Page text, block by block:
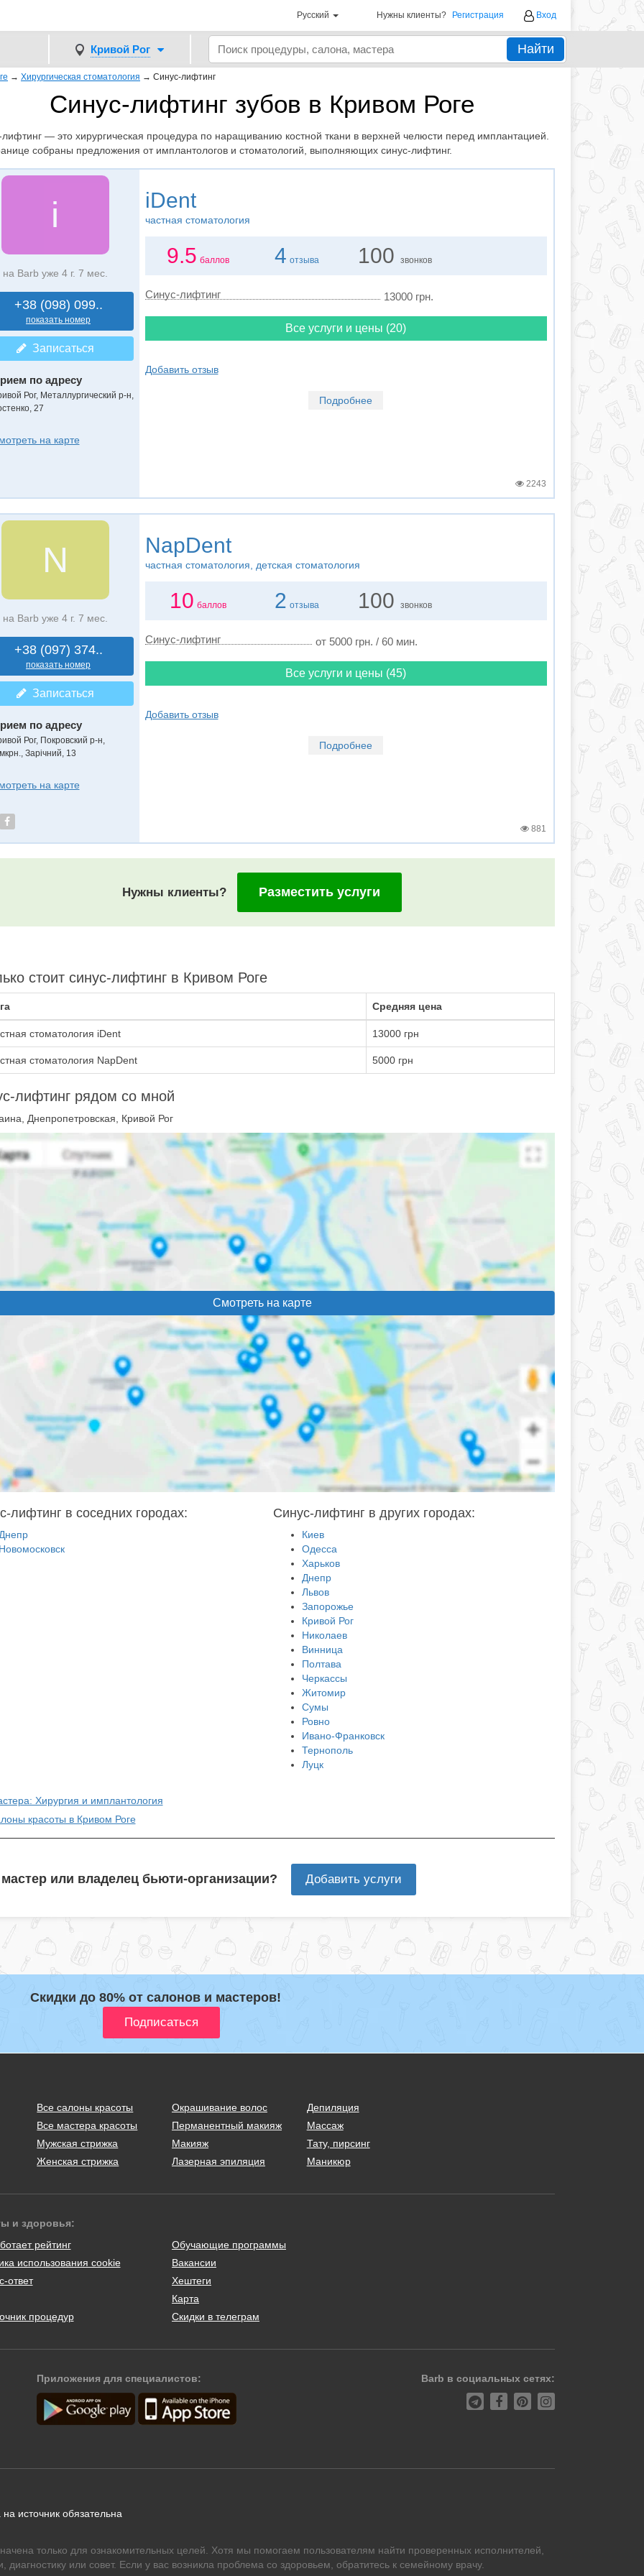
Русский Нужны клиенты? Регистрация Вход
Кривой Рог Найти
→ Хирургическая стоматология → Синус-лифтинг
Синус-лифтинг зубов в Кривом Роге
— это хирургическая процедура по наращиванию костной ткани в верхней челюсти перед имплантацией.
собраны предложения от имплантологов и стоматологий, выполняющих синус-лифтинг.
i
на Barb уже 4 г. 7 мес.
+38 (098) 099..
показать номер
Записаться
по адресу
Рог, Металлургический р-н,
27
на карте
iDent
частная стоматология
9.5 баллов 4 отзыва 100 звонков
Синус-лифтинг 13000 грн.
Все услуги и цены (20)
Добавить отзыв
Подробнее
2243
N
на Barb уже 4 г. 7 мес.
+38 (097) 374..
показать номер
Записаться
по адресу
Рог, Покровский р-н,
Зарічний, 13
на карте
NapDent
частная стоматология, детская стоматология
10 баллов 2 отзыва 100 звонков
Синус-лифтинг от 5000 грн. / 60 мин.
Все услуги и цены (45)
Добавить отзыв
Подробнее
881
Нужны клиенты? Разместить услуги
стоит синус-лифтинг в Кривом Роге
Средняя цена
стоматология iDent 13000 грн
стоматология NapDent 5000 грн
лифтинг рядом со мной
Днепропетровская, Кривой Рог
Смотреть на карте
лифтинг в соседних городах: Синус-лифтинг в других городах:
Киев
Одесса
Харьков
Днепр
Львов
Запорожье
Кривой Рог
Николаев
Винница
Полтава
Черкассы
Житомир
Сумы
Ровно
Ивано-Франковск
Тернополь
Луцк
Хирургия и имплантология
красоты в Кривом Роге
или владелец бьюти-организации? Добавить услуги
Скидки до 80% от салонов и мастеров!
Все салоны красоты
Все мастера красоты
Мужская стрижка
Женская стрижка
Окрашивание волос
Перманентный макияж
Макияж
Лазерная эпиляция
Депиляция
Массаж
Тату, пирсинг
Маникюр
и здоровья:
рейтинг
использования cookie
ответ
процедур
Обучающие программы
Вакансии
Хештеги
Карта
Скидки в телеграм
Приложения для специалистов: Barb в социальных сетях:
источник обязательна
только для ознакомительных целей. Хотя мы помогаем пользователям найти проверенных исполнителей,
или совет. Если у вас возникла проблема со здоровьем, обратитесь к семейному врачу.